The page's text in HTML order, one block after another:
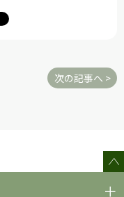
次の記事へ >